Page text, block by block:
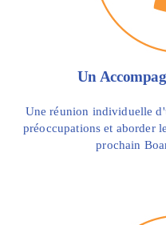
Un
Une réunion individuelle
préoccupations et aborder
prochain